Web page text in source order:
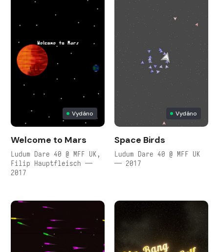
Vydáno
Welcome to Mars
Ludum Dare 40 @ MFF UK,
Filip Hauptfleisch —
2017
Vydáno
Space Birds
Ludum Dare 40 @ MFF UK
— 2017